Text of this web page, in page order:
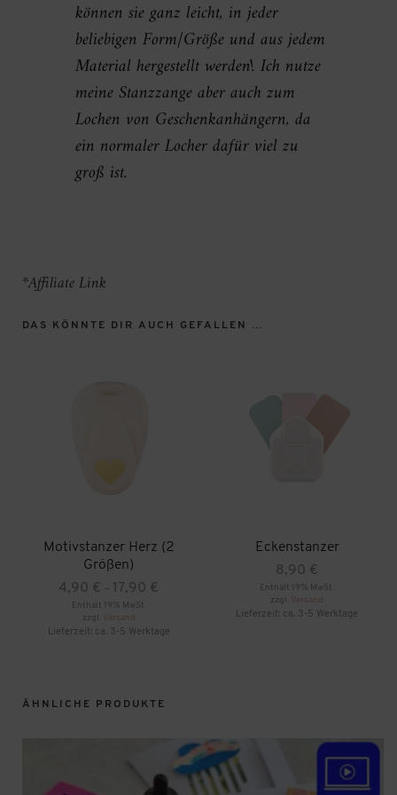
können sie ganz leicht, in jeder
beliebigen Form/Größe und aus jedem
Material hergestellt werden! Ich nutze
meine Stanzzange aber auch zum
Lochen von Geschenkanhängern, da
ein normaler Locher dafür viel zu
groß ist.
*Affiliate Link
DAS KÖNNTE DIR AUCH GEFALLEN …
Motivstanzer Herz (2
Größen)
4,90 € – 17,90 €
17,90 €
Enthält 19% MwSt.
zzgl. Versand
Lieferzeit: ca. 3-5 Werktage
mehrere
Eckenstanzer
8,90 €
Enthält 19% MwSt.
zzgl. Versand
Lieferzeit: ca. 3-5 Werktage
ÄHNLICHE PRODUKTE